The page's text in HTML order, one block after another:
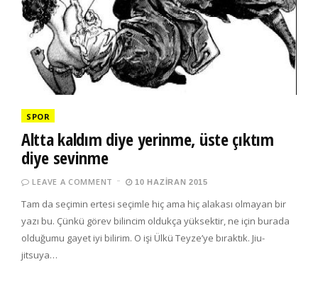
SPOR
Altta kaldım diye yerinme, üste çıktım
diye sevinme
LEAVE A COMMENT 10 HAZIRAN 2015
Tam da seçimin ertesi seçimle hiç ama hiç alakası olmayan bir
yazı bu. Çünkü görev bilincim oldukça yüksektir, ne için burada
olduğumu gayet iyi bilirim. O işi Ülkü Teyze’ye bıraktık. Jiu-
jitsuya…